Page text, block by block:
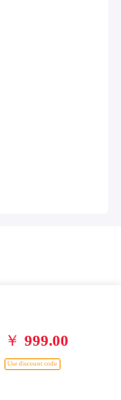
￥ 999.00
Use discount code